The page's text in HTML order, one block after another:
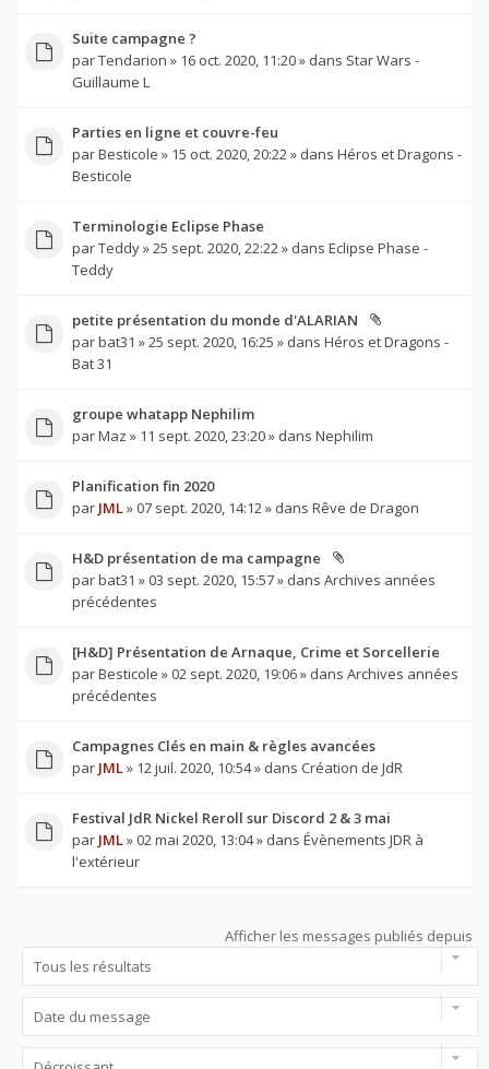
Suite campagne ?
parTendarion » 16 oct. 2020, 11:20 » dans Star Wars -
Guillaume L
Parties en ligne et couvre-feu
parBesticole » 15 oct. 2020, 20:22 » dans Héros et Dragons -
Besticole
Terminologie Eclipse Phase
parTeddy» 25 sept. 2020, 22:22 » dans Eclipse Phase -
Teddy
petite présentation du monde d'ALARIAN
parbat31 » 25 sept. 2020, 16:25 » dans Héros et Dragons -
Bat 31
groupe whatapp Nephilim
parMaz » 11 sept. 2020, 23:20 » dans Nephilim
Planification fin 2020
par JML» 07 sept. 2020, 14:12 » dans Rêve de Dragon
H&D présentation de ma campagne
parbat31 » 03 sept. 2020, 15:57 » dans Archives années
précédentes
[H&D] Présentation de Arnaque, Crime et Sorcellerie
parBesticole » 02 sept. 2020, 19:06 » dans Archives années
précédentes
Campagnes Clés en main & règles avancées
par JML» 12 juil. 2020, 10:54 » dans Création de JdR
Festival JdR Nickel Reroll sur Discord 2 & 3 mai
par JML» 02 mai 2020, 13:04 » dans Évènements JDR à
l'extérieur
Afficher les messages publiés depuis